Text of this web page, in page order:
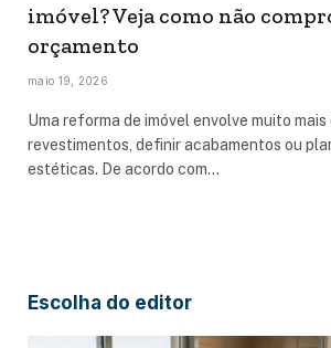
imóvel? Veja como não
orçamento
maio 19, 2026
Uma reforma de imóvel envolve muito
revestimentos, definir acabamentos ou
estéticas. De acordo com…
Escolha do editor